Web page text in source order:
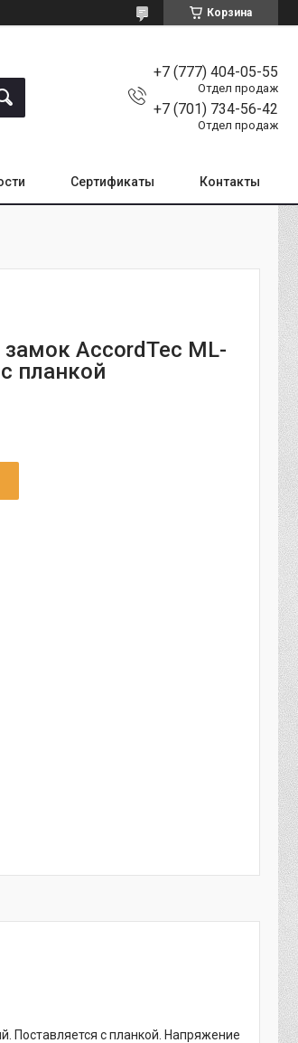
Корзина
+7 (777) 404-05-55
Отдел продаж
+7 (701) 734-56-42
Отдел продаж
Сертификаты Контакты
AccordTec ML-
планкой
Поставляется с планкой. Напряжение